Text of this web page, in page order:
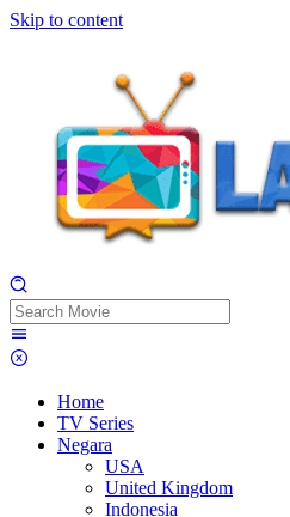
Skip to content
Home
TV Series
Negara
USA
United Kingdom
Indonesia